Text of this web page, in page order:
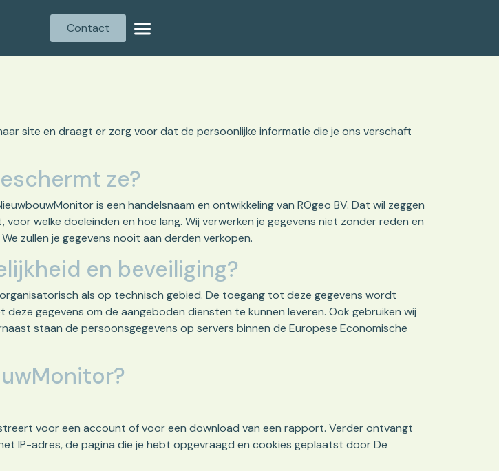
Contact
site en draagt er zorg voor dat de persoonlijke informatie die je ons verschaft
ze?
is een handelsnaam en ontwikkeling van ROgeo BV. Dat wil zeggen
welke doeleinden en hoe lang. Wij verwerken je gegevens niet zonder reden en
zullen je gegevens nooit aan derden verkopen.
en beveiliging?
als op technisch gebied. De toegang tot deze gegevens wordt
gegevens om de aangeboden diensten te kunnen leveren. Ook gebruiken wij
staan de persoonsgegevens op servers binnen de Europese Economische
voor een account of voor een download van een rapport. Verder ontvangt
IP-adres, de pagina die je hebt opgevraagd en cookies geplaatst door De